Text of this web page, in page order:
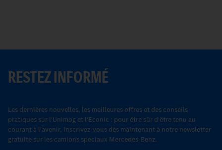
RESTEZ INFORMÉ
Les dernières nouvelles, les meilleures offres et des conseils
pratiques sur l'Unimog et l'Econic : pour être sûr d'être tenu au
courant à l'avenir, inscrivez-vous dès maintenant à notre newsletter
gratuite sur les camions spéciaux Mercedes-Benz.